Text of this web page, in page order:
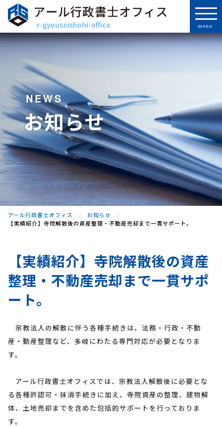
NEWS
お知らせ
アール行政書士オフィス
お知らせ
【実績紹介】寺院解散後の資産整理・不動産売却まで一貫サポート。
【実績紹介】寺院解散後の資産
整理・不動産売却まで一貫サポ
ート。
宗教法人の解散に伴う各種手続きは、法務・行政・不動
産・動産整理など、多岐にわたる専門対応が必要となりま
す。
アール行政書士オフィスでは、宗教法人解散後に必要とな
る各種許認可・抹消手続きに加え、寺院資産の整理、建物解
体、土地売却までを含めた包括的サポートを行っておりま
す。